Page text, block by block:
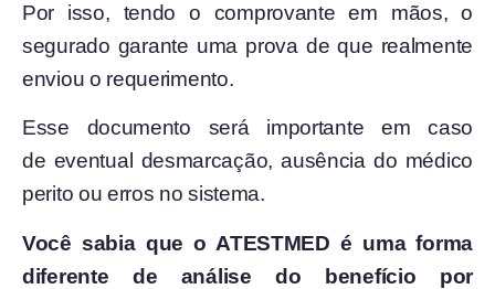
Por isso, tendo o comprovante em mãos, o
segurado garante uma prova de que realmente
enviou o requerimento.
Esse documento será importante em caso
de eventual desmarcação, ausência do médico
perito ou erros no sistema.
Você sabia que o ATESTMED é uma forma
diferente de análise do benefício por